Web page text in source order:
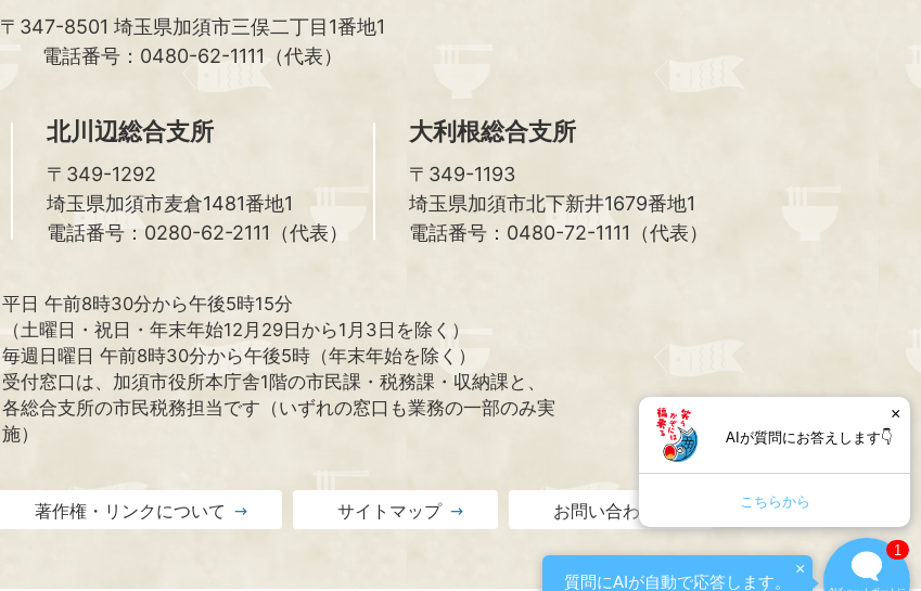
〒347-8501 埼玉県加須市三俣二丁目1番地1
電話番号：0480-62-1111（代表）
北川辺総合支所
〒349-1292
埼玉県加須市麦倉1481番地1
電話番号：0280-62-2111（代表）
大利根総合支所
〒349-1193
埼玉県加須市北下新井1679番地1
電話番号：0480-72-1111（代表）
平日 午前8時30分から午後5時15分
（土曜日・祝日・年末年始12月29日から1月3日を除く）
毎週日曜日 午前8時30分から午後5時（年末年始を除く）
受付窓口は、加須市役所本庁舎1階の市民課・税務課・収納課と、
各総合支所の市民税務担当です（いずれの窓口も業務の一部のみ実
施）
著作権・リンクについて サイトマップ お問い合わせ
AIが質問にお答えします👇
こちらから
×
質問にAIが自動で応答します。
×
1